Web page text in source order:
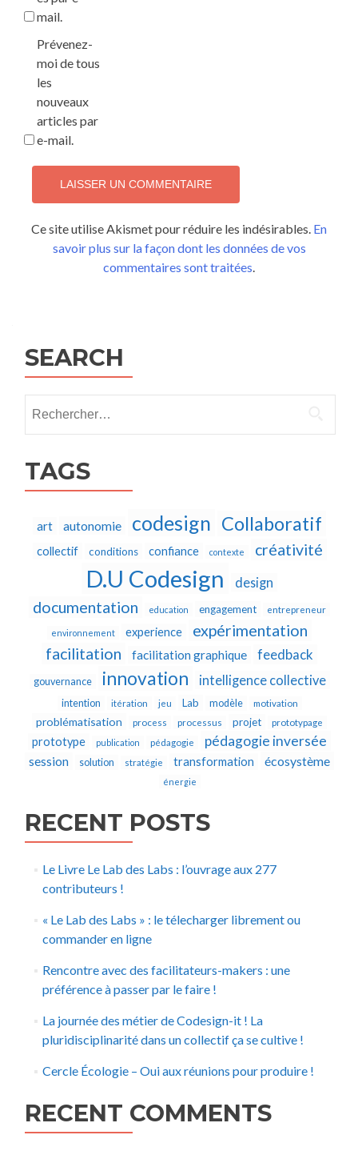
mail.
Prévenez-
moi de tous
les
nouveaux
articles par
e-mail.
Ce site utilise Akismet pour réduire les indésirables. En
savoir plus sur la façon dont les données de vos
commentaires sont traitées.
SEARCH
TAGS
art autonomie codesign Collaboratif
collectif conditions confiance contexte créativité
D.U Codesign design
documentation education engagement entrepreneur
environnement experience
expérimentation
facilitation
facilitation graphique feedback
gouvernance innovation intelligence collective
intention itération jeu Lab modèle motivation
problématisation process processus projet prototypage
prototype publication pédagogie pédagogie inversée
session solution stratégie transformation écosystème
énergie
RECENT POSTS
Le Livre Le Lab des Labs : l’ouvrage aux 277
contributeurs !
« Le Lab des Labs » : le télecharger librement ou
commander en ligne
Rencontre avec des facilitateurs-makers : une
préférence à passer par le faire !
La journée des métier de Codesign-it ! La
pluridisciplinarité dans un collectif ça se cultive !
Cercle Écologie – Oui aux réunions pour produire !
RECENT COMMENTS